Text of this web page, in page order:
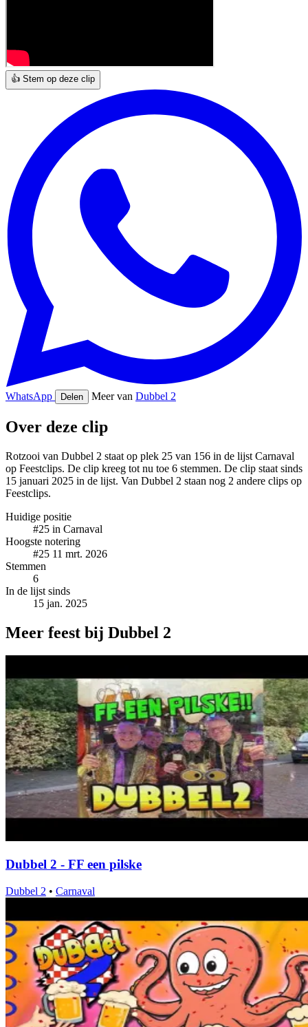
👍 Stem op deze clip
WhatsApp Delen Meer van Dubbel 2
Over deze clip
Rotzooi van Dubbel 2 staat op plek 25 van 156 in de lijst Carnaval
op Feestclips. De clip kreeg tot nu toe 6 stemmen. De clip staat sinds
15 januari 2025 in de lijst. Van Dubbel 2 staan nog 2 andere clips op
Feestclips.
Huidige positie
#25 in Carnaval
Hoogste notering
#25 11 mrt. 2026
Stemmen
6
In de lijst sinds
15 jan. 2025
Meer feest bij Dubbel 2
Dubbel 2 - FF een pilske
Dubbel 2 • Carnaval